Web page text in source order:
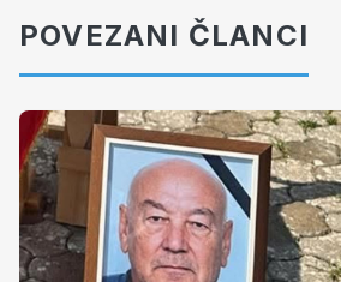
POVEZANI ČLANCI